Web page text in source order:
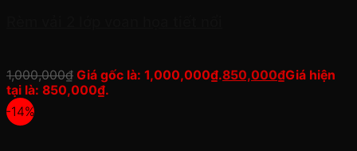
1,000,000₫ Giá gốc là: 1,000,000₫.850,000₫Giá hiện
tại là: 850,000₫.
-14%